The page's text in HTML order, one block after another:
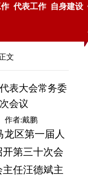
代表工作 自身建设
文
表大会常务委
会议
作者:戴鹏
龙区第一届人
第三十次会
任汪德斌主